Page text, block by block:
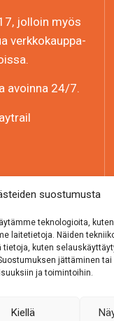
suostumusta
teknologioita,
laitetietoja. Näiden
kuten
jättäminen tai
ja toimintoihin.
Kiellä
jolloin myös
verkkokauppa-
avoinna 24/7.